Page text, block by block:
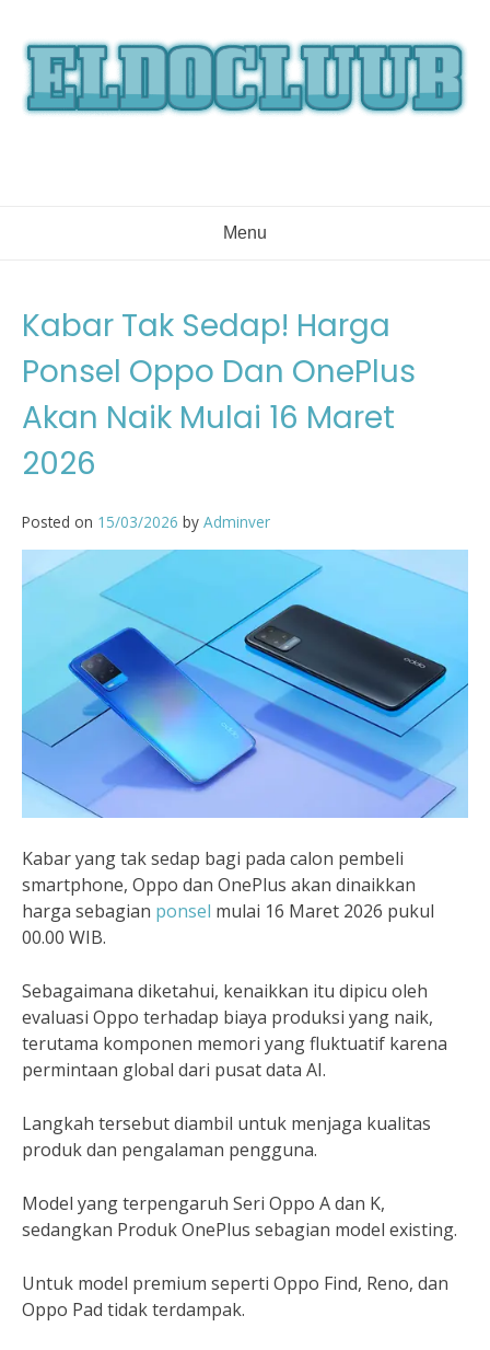
content
Menu
Kabar Tak Sedap! Harga
Ponsel Oppo Dan OnePlus
Akan Naik Mulai 16 Maret
2026
Posted on 15/03/2026 by Adminver
Kabar yang tak sedap bagi pada calon pembeli
smartphone, Oppo dan OnePlus akan dinaikkan
harga sebagian ponsel mulai 16 Maret 2026 pukul
00.00 WIB.
Sebagaimana diketahui, kenaikkan itu dipicu oleh
evaluasi Oppo terhadap biaya produksi yang naik,
terutama komponen memori yang fluktuatif karena
permintaan global dari pusat data AI.
Langkah tersebut diambil untuk menjaga kualitas
produk dan pengalaman pengguna.
Model yang terpengaruh Seri Oppo A dan K,
sedangkan Produk OnePlus sebagian model existing.
Untuk model premium seperti Oppo Find, Reno, dan
Oppo Pad tidak terdampak.